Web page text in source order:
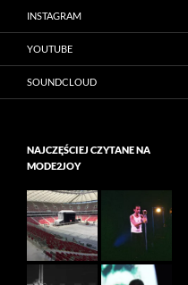
INSTAGRAM
YOUTUBE
SOUNDCLOUD
NAJCZĘŚCIEJ CZYTANE NA
MODE2JOY